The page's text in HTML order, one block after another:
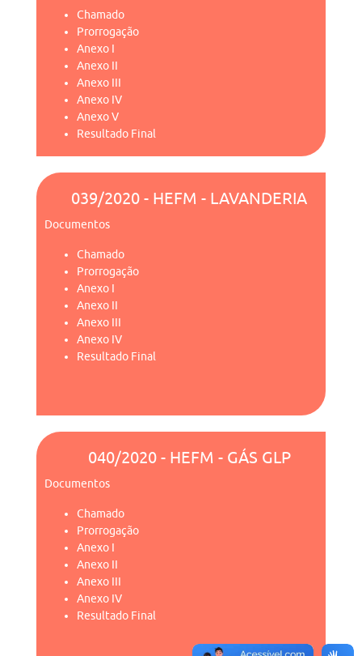
Chamado
Prorrogação
Anexo I
Anexo II
Anexo III
Anexo IV
Anexo V
Resultado Final
039/2020 - HEFM - LAVANDERIA
Documentos
Chamado
Prorrogação
Anexo I
Anexo II
Anexo III
Anexo IV
Resultado Final
040/2020 - HEFM - GÁS GLP
Documentos
Chamado
Prorrogação
Anexo I
Anexo II
Anexo III
Anexo IV
Resultado Final